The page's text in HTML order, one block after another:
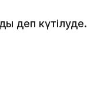
деп күтілуде.